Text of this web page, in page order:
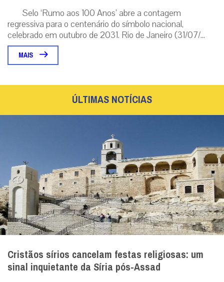
Selo ‘Rumo aos 100 Anos’ abre a contagem
regressiva para o centenário do símbolo nacional,
celebrado em outubro de 2031. Rio de Janeiro (31/07/...
MAIS
ÚLTIMAS NOTÍCIAS
Cristãos sírios cancelam festas religiosas: um
sinal inquietante da Síria pós-Assad